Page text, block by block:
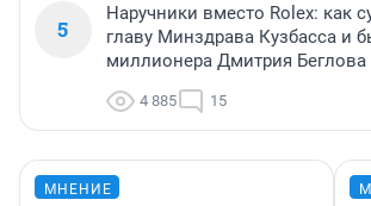
5
Наручники вместо Rolex: как
главу Минздрава Кузбасса и
миллионера Дмитрия Беглова
4 885 15
МНЕНИЕ